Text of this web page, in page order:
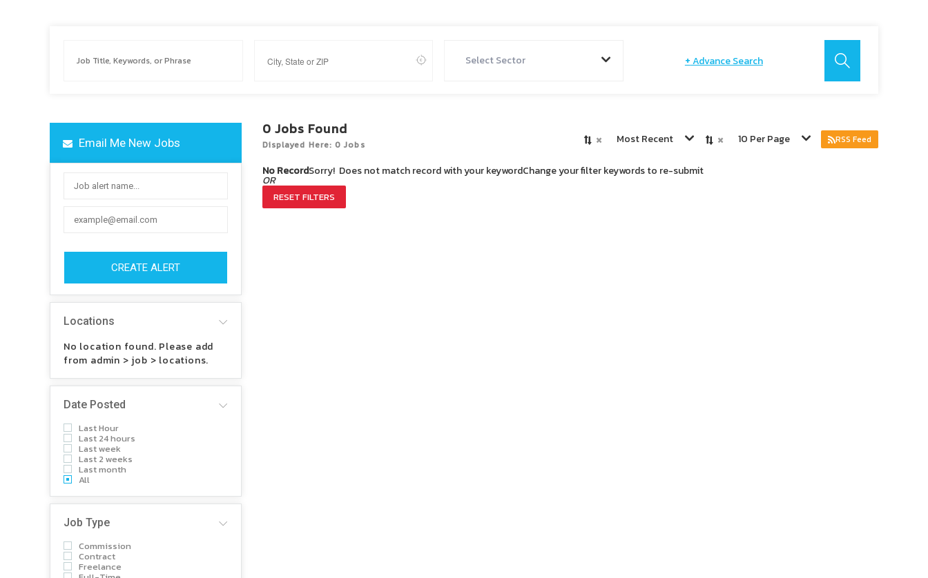
Select Sector +Advance Search
Email Me New Jobs
CREATE ALERT
Locations
No location found. Please add
from admin > job > locations.
Date Posted
Last Hour
Last 24 hours
Last week
Last 2 weeks
Last month
All
Job Type
Commission
Contract
Freelance
0 Jobs Found
Displayed Here: 0 Jobs × Most Recent × 10 Per Page RSS Feed
No RecordSorry! Does not match record with your keywordChange your filter keywords to re-submit
OR
RESET FILTERS